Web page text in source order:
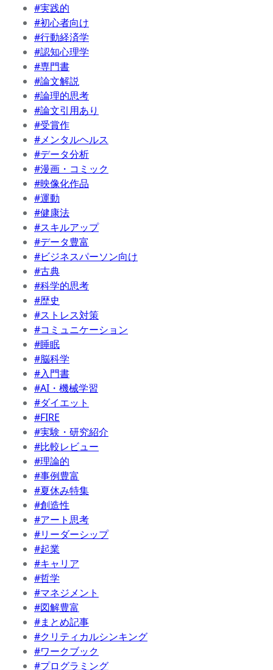
#実践的
#初心者向け
#行動経済学
#認知心理学
#専門書
#論文解説
#論理的思考
#論文引用あり
#受賞作
#メンタルヘルス
#データ分析
#漫画・コミック
#映像化作品
#運動
#健康法
#スキルアップ
#データ豊富
#ビジネスパーソン向け
#古典
#科学的思考
#歴史
#ストレス対策
#コミュニケーション
#睡眠
#脳科学
#入門書
#AI・機械学習
#ダイエット
#FIRE
#実験・研究紹介
#比較レビュー
#理論的
#事例豊富
#夏休み特集
#創造性
#アート思考
#リーダーシップ
#起業
#キャリア
#哲学
#マネジメント
#図解豊富
#まとめ記事
#クリティカルシンキング
#ワークブック
#プログラミング